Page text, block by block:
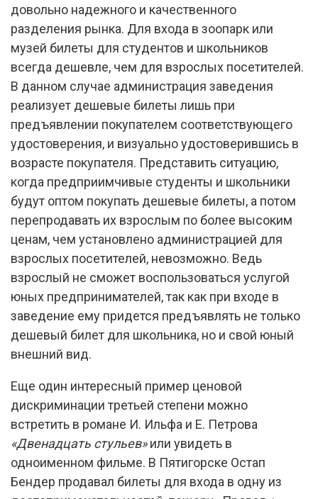
довольно надежного и качественного
разделения рынка. Для входа в зоопарк или
музей билеты для студентов и школьников
всегда дешевле, чем для взрослых посетителей.
В данном случае администрация заведения
реализует дешевые билеты лишь при
предъявлении покупателем соответствующего
удостоверения, и визуально удостоверившись в
возрасте покупателя. Представить ситуацию,
когда предприимчивые студенты и школьники
будут оптом покупать дешевые билеты, а потом
перепродавать их взрослым по более высоким
ценам, чем установлено администрацией для
взрослых посетителей, невозможно. Ведь
взрослый не сможет воспользоваться услугой
юных предпринимателей, так как при входе в
заведение ему придется предъявлять не только
дешевый билет для школьника, но и свой юный
внешний вид.
Еще один интересный пример ценовой
дискриминации третьей степени можно
встретить в романе И. Ильфа и Е. Петрова
«Двенадцать стульев»или увидеть в
одноименном фильме. В Пятигорске Остап
Бендер продавал билеты для входа в одну из